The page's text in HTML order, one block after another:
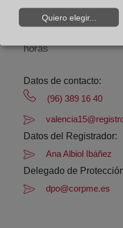
Agosto: De lunes a
horas
Datos de contacto:
(96) 389 16 40
Datos del Registrador:
Ana Albiol Ibáñez
Delegado de
dpo@corpme.es
Quiero elegir...